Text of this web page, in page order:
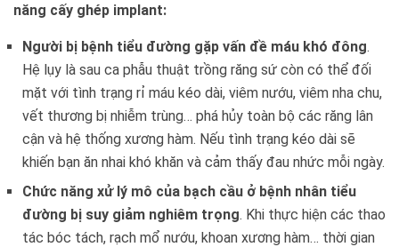
năng cấy ghép implant:
Người bị bệnh tiểu đường gặp vấn đề máu khó đông.
Hệ lụy là sau ca phẫu thuật trồng răng sứ còn có thể đối
mặt với tình trạng rỉ máu kéo dài, viêm nướu, viêm nha chu,
vết thương bị nhiễm trùng… phá hủy toàn bộ các răng lân
cận và hệ thống xương hàm. Nếu tình trạng kéo dài sẽ
khiến bạn ăn nhai khó khăn và cảm thấy đau nhức mỗi ngày.
Chức năng xử lý mô của bạch cầu ở bệnh nhân tiểu
đường bị suy giảm nghiêm trọng. Khi thực hiện các thao
tác bóc tách, rạch mổ nướu, khoan xương hàm… thời gian